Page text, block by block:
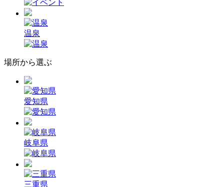
温泉
場所から選ぶ
愛知県
岐阜県
三重県